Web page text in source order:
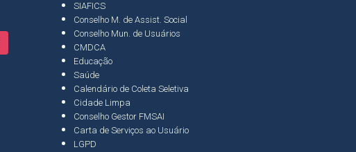
SIAFICS
Conselho M. de Assist. Social
Conselho Mun. de Usuários
CMDCA
Educação
Saúde
Calendário de Coleta Seletiva
Cidade Limpa
Conselho Gestor FMSAI
Carta de Serviços ao Usuário
LGPD